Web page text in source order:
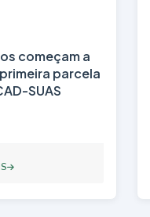
começam a
parcela
SUAS